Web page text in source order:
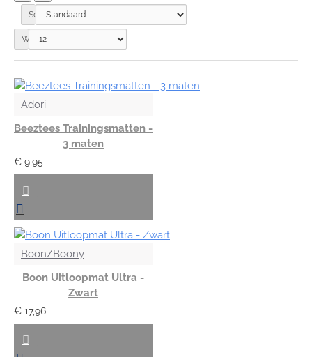
Sorteer op:
Weergegeven:
Adori
Beeztees Trainingsmatten -
3 maten
€ 9,95
Boon/Boony
Boon Uitloopmat Ultra -
Zwart
€ 17,96